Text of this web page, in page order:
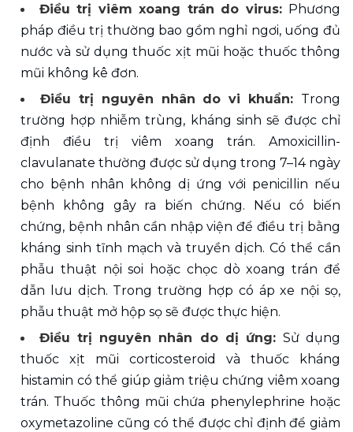
Điều trị viêm xoang trán do virus: Phương
pháp điều trị thường bao gồm nghỉ ngơi, uống đủ
nước và sử dụng thuốc xịt mũi hoặc thuốc thông
mũi không kê đơn.
Điều trị nguyên nhân do vi khuẩn: Trong
trường hợp nhiễm trùng, kháng sinh sẽ được chỉ
định điều trị viêm xoang trán. Amoxicillin-
clavulanate thường được sử dụng trong 7–14 ngày
cho bệnh nhân không dị ứng với penicillin nếu
bệnh không gây ra biến chứng. Nếu có biến
chứng, bệnh nhân cần nhập viện để điều trị bằng
kháng sinh tĩnh mạch và truyền dịch. Có thể cần
phẫu thuật nội soi hoặc chọc dò xoang trán để
dẫn lưu dịch. Trong trường hợp có áp xe nội sọ,
phẫu thuật mở hộp sọ sẽ được thực hiện.
Điều trị nguyên nhân do dị ứng: Sử dụng
thuốc xịt mũi corticosteroid và thuốc kháng
histamin có thể giúp giảm triệu chứng viêm xoang
trán. Thuốc thông mũi chứa phenylephrine hoặc
oxymetazoline cũng có thể được chỉ định để giảm